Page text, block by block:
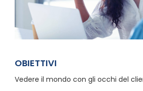
OBIETTIVI
Vedere il mondo con gli occhi del